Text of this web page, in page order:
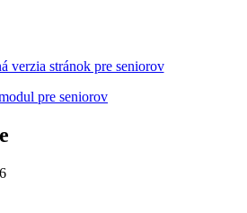
verzia stránok pre seniorov